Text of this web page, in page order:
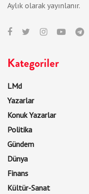
Aylık olarak yayınlanır.
Kategoriler
LMd
Yazarlar
Konuk Yazarlar
Politika
Gündem
Dünya
Finans
Kültür-Sanat